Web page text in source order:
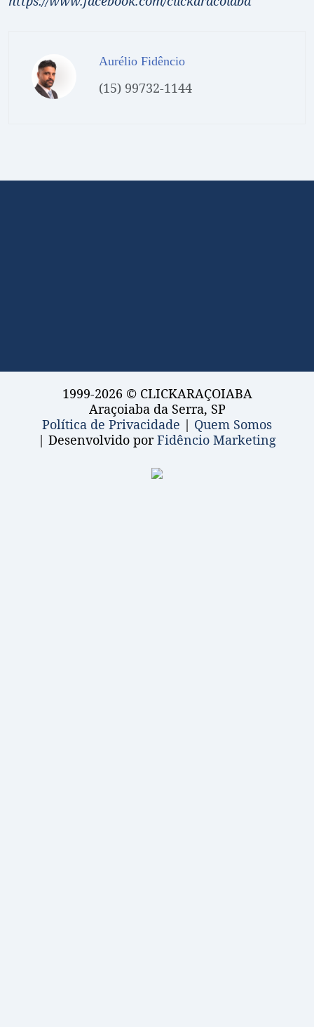
Aurélio Fidêncio
(15) 99732-1144
1999-2026 © CLICKARAÇOIABA
Araçoiaba da Serra, SP
Política de Privacidade | Quem Somos
| Desenvolvido porFidêncio Marketing